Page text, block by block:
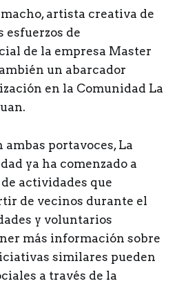
artista creativa de
esfuerzos de
de la empresa Master
un abarcador
en la Comunidad La
portavoces, La
ya ha comenzado a
actividades que
de vecinos durante el
y voluntarios
más información sobre
similares pueden
a través de la